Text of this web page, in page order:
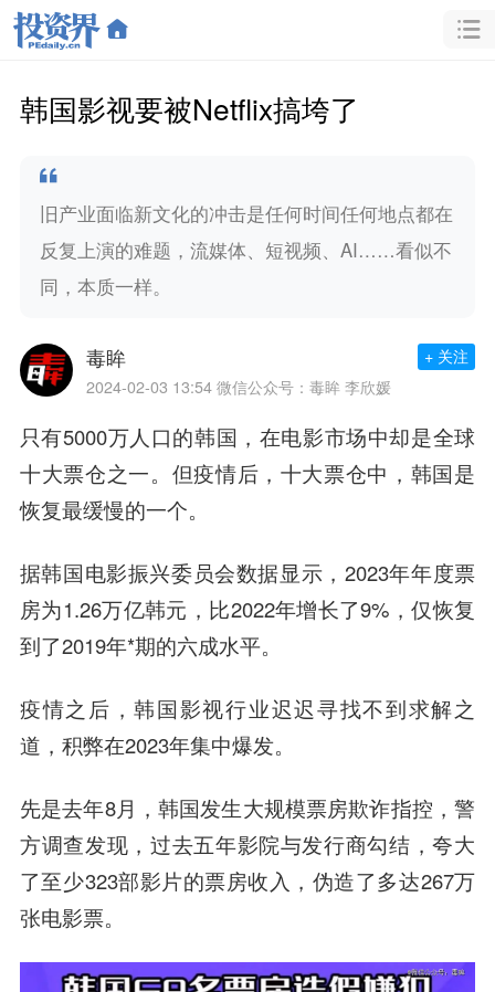
韩国影视要被Netflix搞垮了
旧产业面临新文化的冲击是任何时间任何地点都在
反复上演的难题，流媒体、短视频、AI……看似不
同，本质一样。
毒眸
2024-02-03 13:54 微信公众号：毒眸 李欣媛
+ 关注
只有5000万人口的韩国，在电影市场中却是全球
十大票仓之一。但疫情后，十大票仓中，韩国是
恢复最缓慢的一个。
据韩国电影振兴委员会数据显示，2023年年度票
房为1.26万亿韩元，比2022年增长了9%，仅恢复
到了2019年*期的六成水平。
疫情之后，韩国影视行业迟迟寻找不到求解之
道，积弊在2023年集中爆发。
先是去年8月，韩国发生大规模票房欺诈指控，警
方调查发现，过去五年影院与发行商勾结，夸大
了至少323部影片的票房收入，伪造了多达267万
张电影票。